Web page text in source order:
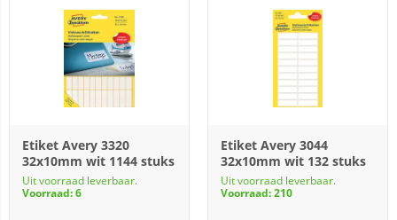
Etiket Avery 3320
32x10mm wit 1144 stuks
Uit voorraad leverbaar.
Voorraad: 6
Etiket Avery 3044
32x10mm wit 132 stuks
Uit voorraad leverbaar.
Voorraad: 210